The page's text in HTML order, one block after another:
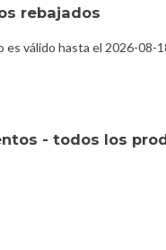
rebajados
válido hasta el 2026-08-
- todos los